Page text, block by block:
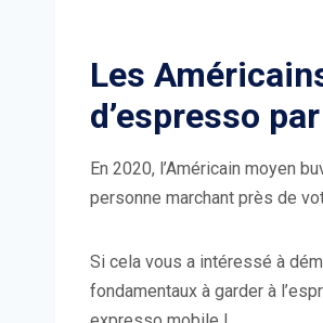
Les
d’espresso
En 2020, l’Américain moyen
personne marchant près de
Si cela vous a intéressé à
fondamentaux à garder à